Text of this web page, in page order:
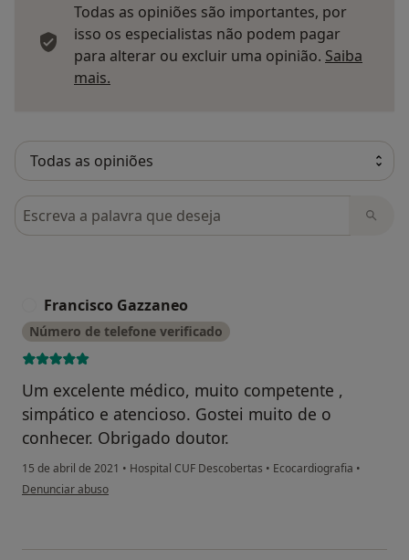
Todas as opiniões são importantes, por
isso os especialistas não podem pagar
para alterar ou excluir uma opinião. Saiba
mais.
Pesquisar em opiniões
Francisco Gazzaneo
Número de telefone verificado
Um excelente médico, muito competente ,
simpático e atencioso. Gostei muito de o
conhecer. Obrigado doutor.
15 de abril de 2021 • Hospital CUF Descobertas • Ecocardiografia •
na opinião do utilizador Francisco Gazzaneo
Denunciar abuso